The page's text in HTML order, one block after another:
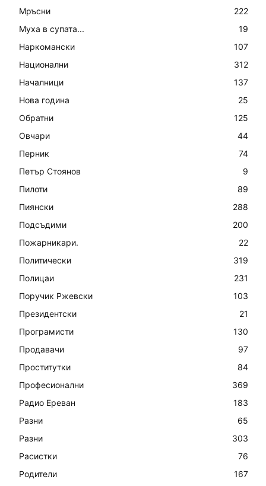
Мръсни
222
Муха в супата...
19
Наркомански
107
Национални
312
Началници
137
Нова година
25
Обратни
125
Овчари
44
Перник
74
Петър Стоянов
9
Пилоти
89
Пиянски
288
Подсъдими
200
Пожарникари.
22
Политически
319
Полицаи
231
Поручик Ржевски
103
Президентски
21
Програмисти
130
Продавачи
97
Проститутки
84
Професионални
369
Радио Ереван
183
Разни
65
Разни
303
Расистки
76
Родители
167